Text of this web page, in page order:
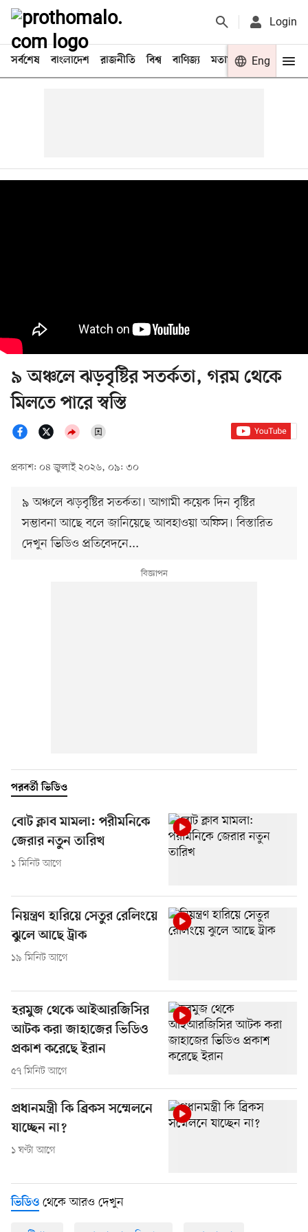
Login
সর্বশেষ বাংলাদেশ রাজনীতি বিশ্ব বাণিজ্য মতামত খেলা
Eng
৯ অঞ্চলে ঝড়বৃষ্টির সতর্কতা, গরম থেকে
মিলতে পারে স্বস্তি
প্রকাশ: ০৪ জুলাই ২০২৬, ০৯: ৩০
৯ অঞ্চলে ঝড়বৃষ্টির সতর্কতা। আগামী কয়েক দিন বৃষ্টির
সম্ভাবনা আছে বলে জানিয়েছে আবহাওয়া অফিস। বিস্তারিত
দেখুন ভিডিও প্রতিবেদনে...
পরবর্তী ভিডিও
বোট ক্লাব মামলা: পরীমনিকে
জেরার নতুন তারিখ
১ মিনিট আগে
নিয়ন্ত্রণ হারিয়ে সেতুর রেলিংয়ে
ঝুলে আছে ট্রাক
১৯ মিনিট আগে
হরমুজ থেকে আইআরজিসির
আটক করা জাহাজের ভিডিও
প্রকাশ করেছে ইরান
৫৭ মিনিট আগে
প্রধানমন্ত্রী কি ব্রিকস সম্মেলনে
যাচ্ছেন না?
১ ঘণ্টা আগে
ভিডিও থেকে আরও দেখুন